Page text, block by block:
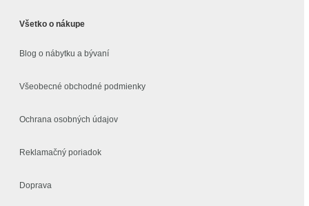
Všetko o nákupe
Blog o nábytku a bývaní
Všeobecné obchodné podmienky
Ochrana osobných údajov
Reklamačný poriadok
Doprava